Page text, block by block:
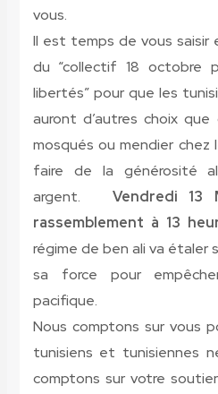
vous.
Il est temps de vous saisir
du “collectif 18 octobre
libertés” pour que les
auront d’autres choix
mosqués ou mendier chez
faire de la générosité
argent.Vendredi
rassemblement à 13
régime de ben ali va étaler
sa force pour
pacifique.
Nous comptons sur vous
tunisiens et tunisiennes
comptons sur votre